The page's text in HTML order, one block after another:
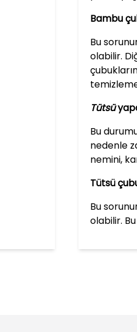
Bambu
Bu
olabilir.
Tütsü
Bu
nedenle
nemini,
Tütsü
Bu
olabilir.